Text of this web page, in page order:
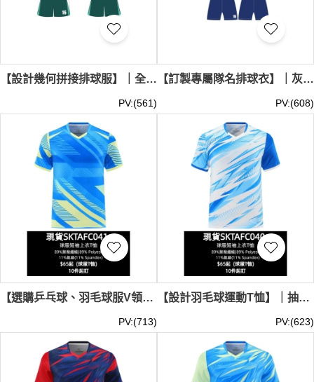
【設計幾何拼接排球服】｜全身訂做撞色棒球服｜V型領口剪裁｜前胸LOGO標誌｜兩側白色裁片｜現貨主推｜排球服公司 SKTAFC043-FCLQF-2504263
PV:(561)
【訂製專屬隊名排球衣】｜灰色撞深藍袖｜前胸印製LOGO｜V型領口剪裁｜兩側線條裝飾｜現貨主推｜排球服專門店 SKTAFC042-FCLOF-254292
PV:(608)
【選購乒乓球、羽毛球服V領T恤】｜螢光黃色點綴｜V領拼接領口｜現貨主推｜斜向條紋圖案｜球服V領T恤專門店 SKTAFC041-SBTY-A3229#
PV:(713)
【設計羽毛球運動T恤】｜抽象閃電圖形｜V領雙層領口｜現貨主推｜漸變網點元素｜羽毛球運動T恤批發 SKTAFC040-SBTY-A3227#
PV:(623)